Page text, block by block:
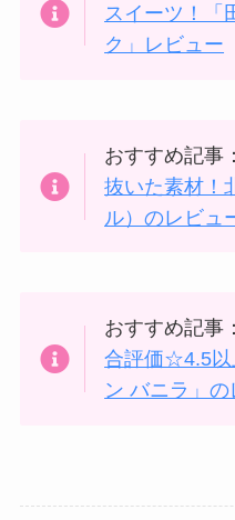
スイーツ！「
ク」レビュー
おすすめ記事：
抜いた素材！
ル）のレビュ
おすすめ記事：
合評価☆4.5以
ン バニラ」の